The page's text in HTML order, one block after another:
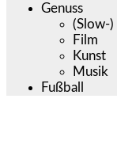
Genuss
(Slow-)
Film
Kunst
Musik
Fußball